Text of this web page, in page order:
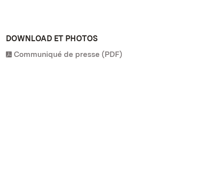
DOWNLOAD ET PHOTOS
Communiqué de presse (PDF)